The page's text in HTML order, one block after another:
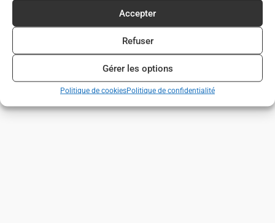
Accepter
Refuser
Gérer les options
Politique de cookiesPolitique de confidentialité